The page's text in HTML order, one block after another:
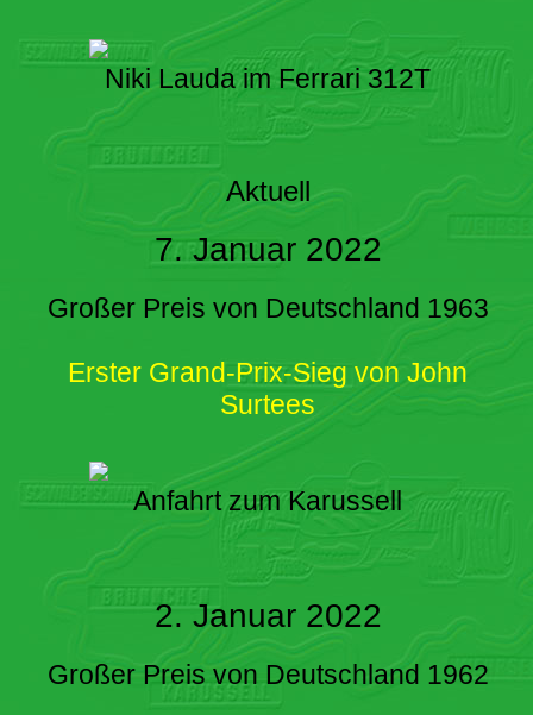
Niki Lauda im Ferrari 312T
Aktuell
7. Januar 2022
Großer Preis von Deutschland 1963
Erster Grand-Prix-Sieg von John
Surtees
Anfahrt zum Karussell
2. Januar 2022
Großer Preis von Deutschland 1962